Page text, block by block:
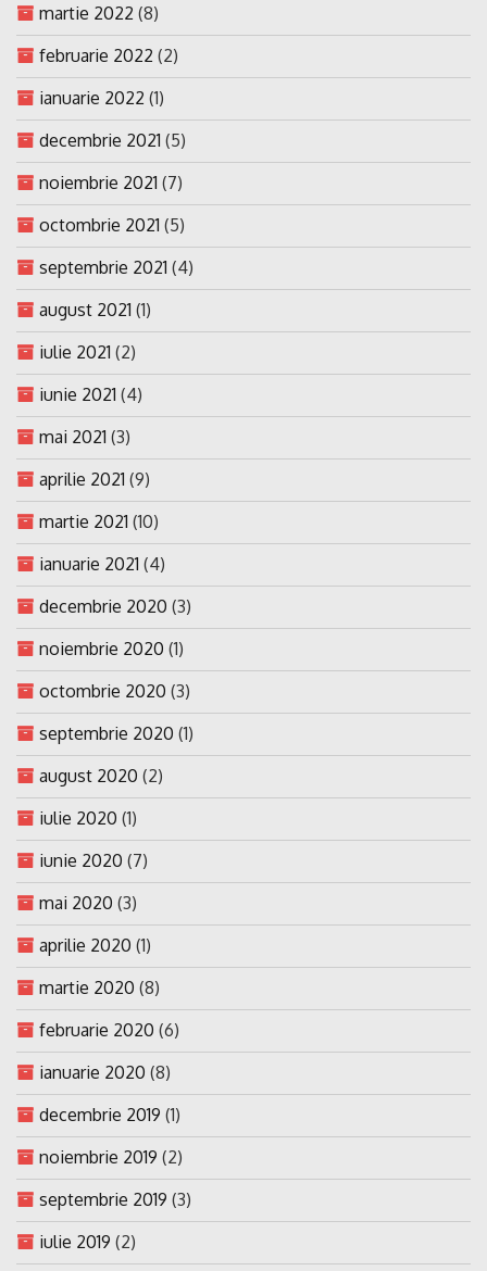
martie 2022 (8)
februarie 2022 (2)
ianuarie 2022 (1)
decembrie 2021 (5)
noiembrie 2021 (7)
octombrie 2021 (5)
septembrie 2021 (4)
august 2021 (1)
iulie 2021 (2)
iunie 2021 (4)
mai 2021 (3)
aprilie 2021 (9)
martie 2021 (10)
ianuarie 2021 (4)
decembrie 2020 (3)
noiembrie 2020 (1)
octombrie 2020 (3)
septembrie 2020 (1)
august 2020 (2)
iulie 2020 (1)
iunie 2020 (7)
mai 2020 (3)
aprilie 2020 (1)
martie 2020 (8)
februarie 2020 (6)
ianuarie 2020 (8)
decembrie 2019 (1)
noiembrie 2019 (2)
septembrie 2019 (3)
iulie 2019 (2)